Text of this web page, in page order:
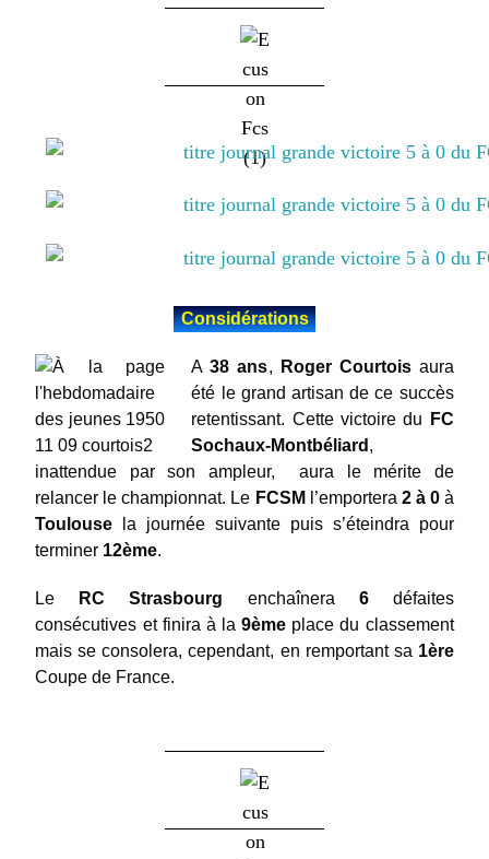
Considérations
A38 ans, Roger Courtoisaura
été le grand artisan de ce succès
retentissant. Cette victoire du
FC
Sochaux-Montbéliard ,
inattendue par son ampleur, aura le mérite de
relancer le championnat. Le FCSM l’emportera 2 à 0à
Toulouse la journée suivante puis s’éteindra pour
terminer 12ème.
Le RC Strasbourg enchaînera 6défaites
consécutives et finira à la9ème place du classement
mais se consolera, cependant, en remportant sa 1ère
Coupe de France.